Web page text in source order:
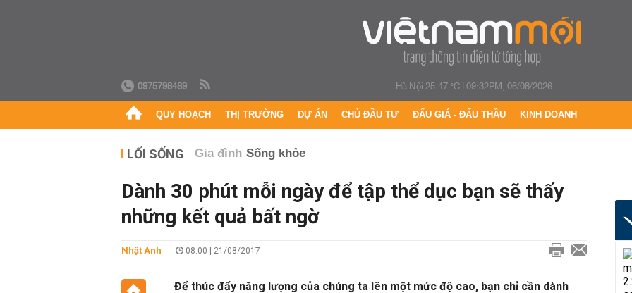
0975798489 Hà Nội 25.47 °C|09:32PM, 06/08/2026
QUY HOẠCH THỊ TRƯỜNG DỰ ÁN CHỦ ĐẦU TƯ ĐẤU GIÁ - ĐẤU THẦU KINH DOANH
LỐI SỐNG Gia đình Sống khỏe
Dành 30 phút mỗi ngày để tập thể dục bạn sẽ thấy
những kết quả bất ngờ
Nhật Anh 08:00 | 21/08/2017
Để thúc đẩy năng lượng của chúng ta lên một mức độ cao, bạn chỉ cần dành